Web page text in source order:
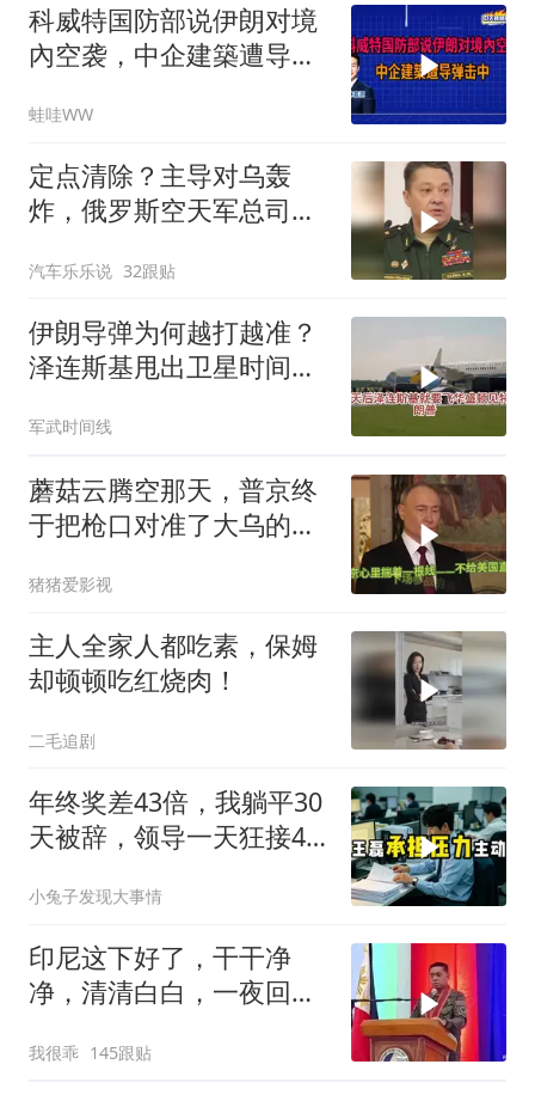
科威特国防部说伊朗对境
內空袭，中企建築遭导弹
延廷｜辣晚报20260806
蛙哇WW
定点清除？主导对乌轰
炸，俄罗斯空天军总司令
身亡！
汽车乐乐说 32跟贴
伊朗导弹为何越打越准？
泽连斯基甩出卫星时间
京
军武时间线
蘑菇云腾空那天，普京终
于把枪口对准了大乌的军
猪猪爱影视
主人全家人都吃素，保姆
却顿顿吃红烧肉！
二毛追剧
年终奖差43倍，我躺平30
天被辞，领导一天狂接47
小兔子发现大事情
印尼这下好了，干干净
净，清清白白，一夜回到
我很乖 145跟贴